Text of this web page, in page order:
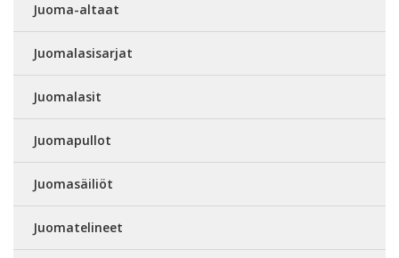
Juoma-altaat
Juomalasisarjat
Juomalasit
Juomapullot
Juomasäiliöt
Juomatelineet